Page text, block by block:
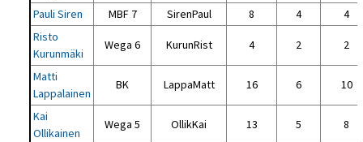
Pauli Siren MBF 7 SirenPaul 8 4
4
Risto
Kurunmäki
Wega 6 KurunRist 4 2 2
Matti
Lappalainen
BK LappaMatt 16 6 10
Kai
Ollikainen
Wega 5 OllikKai 13 5 8